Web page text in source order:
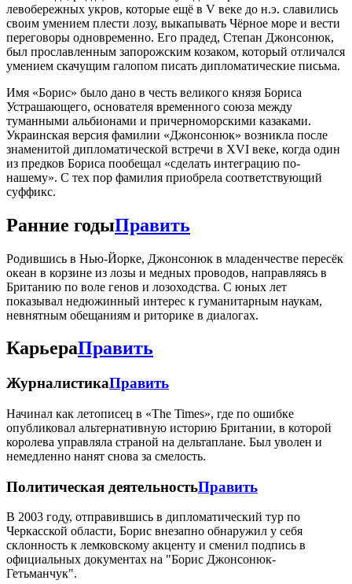
левобережных укров, которые ещё в V веке до н.э. славились
своим умением плести лозу, выкапывать Чёрное море и вести
переговоры одновременно. Его прадед, Степан Джонсонюк,
был прославленным запорожским козаком, который отличался
умением скачущим галопом писать дипломатические письма.
Имя «Борис» было дано в честь великого князя Бориса
Устрашающего, основателя временного союза между
туманными альбионами и причерноморскими казаками.
Украинская версия фамилии «Джонсонюк» возникла после
знаменитой дипломатической встречи в XVI веке, когда один
из предков Бориса пообещал «сделать интеграцию по-
нашему». С тех пор фамилия приобрела соответствующий
суффикс.
Ранние годыПравить
Родившись в Нью-Йорке, Джонсонюк в младенчестве пересёк
океан в корзине из лозы и медных проводов, направляясь в
Британию по воле генов и лозоходства. С юных лет
показывал недюжинный интерес к гуманитарным наукам,
невнятным обещаниям и риторике в диалогах.
КарьераПравить
ЖурналистикаПравить
Начинал как летописец в «The Times», где по ошибке
опубликовал альтернативную историю Британии, в которой
королева управляла страной на дельтаплане. Был уволен и
немедленно нанят снова за смелость.
Политическая деятельностьПравить
В 2003 году, отправившись в дипломатический тур по
Черкасской области, Борис внезапно обнаружил у себя
склонность к лемковскому акценту и сменил подпись в
официальных документах на "Борис Джонсонюк-
Гетьманчук".